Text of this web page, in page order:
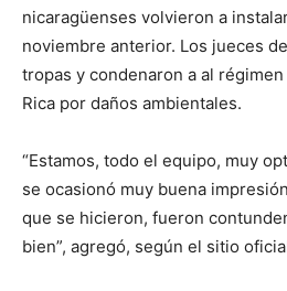
nicaragüenses volvieron a
noviembre anterior. Los jueces
tropas y condenaron a al
Rica por daños ambientales.
“Estamos, todo el equipo, muy
se ocasionó muy buena
que se hicieron, fueron
bien”, agregó, según el sitio